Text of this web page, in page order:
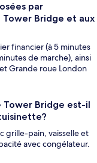
par
Bridge et aux
financier (à 5 minutes
de marche), ainsi
Grande roue London
Tower Bridge est-il
grille-pain, vaisselle et
avec congélateur.